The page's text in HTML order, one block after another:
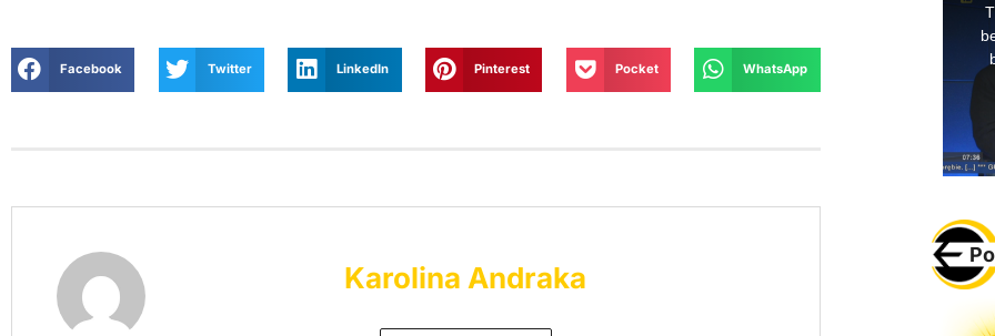
Facebook Twitter LinkedIn Pinterest Pocket WhatsApp
Karolina Andraka